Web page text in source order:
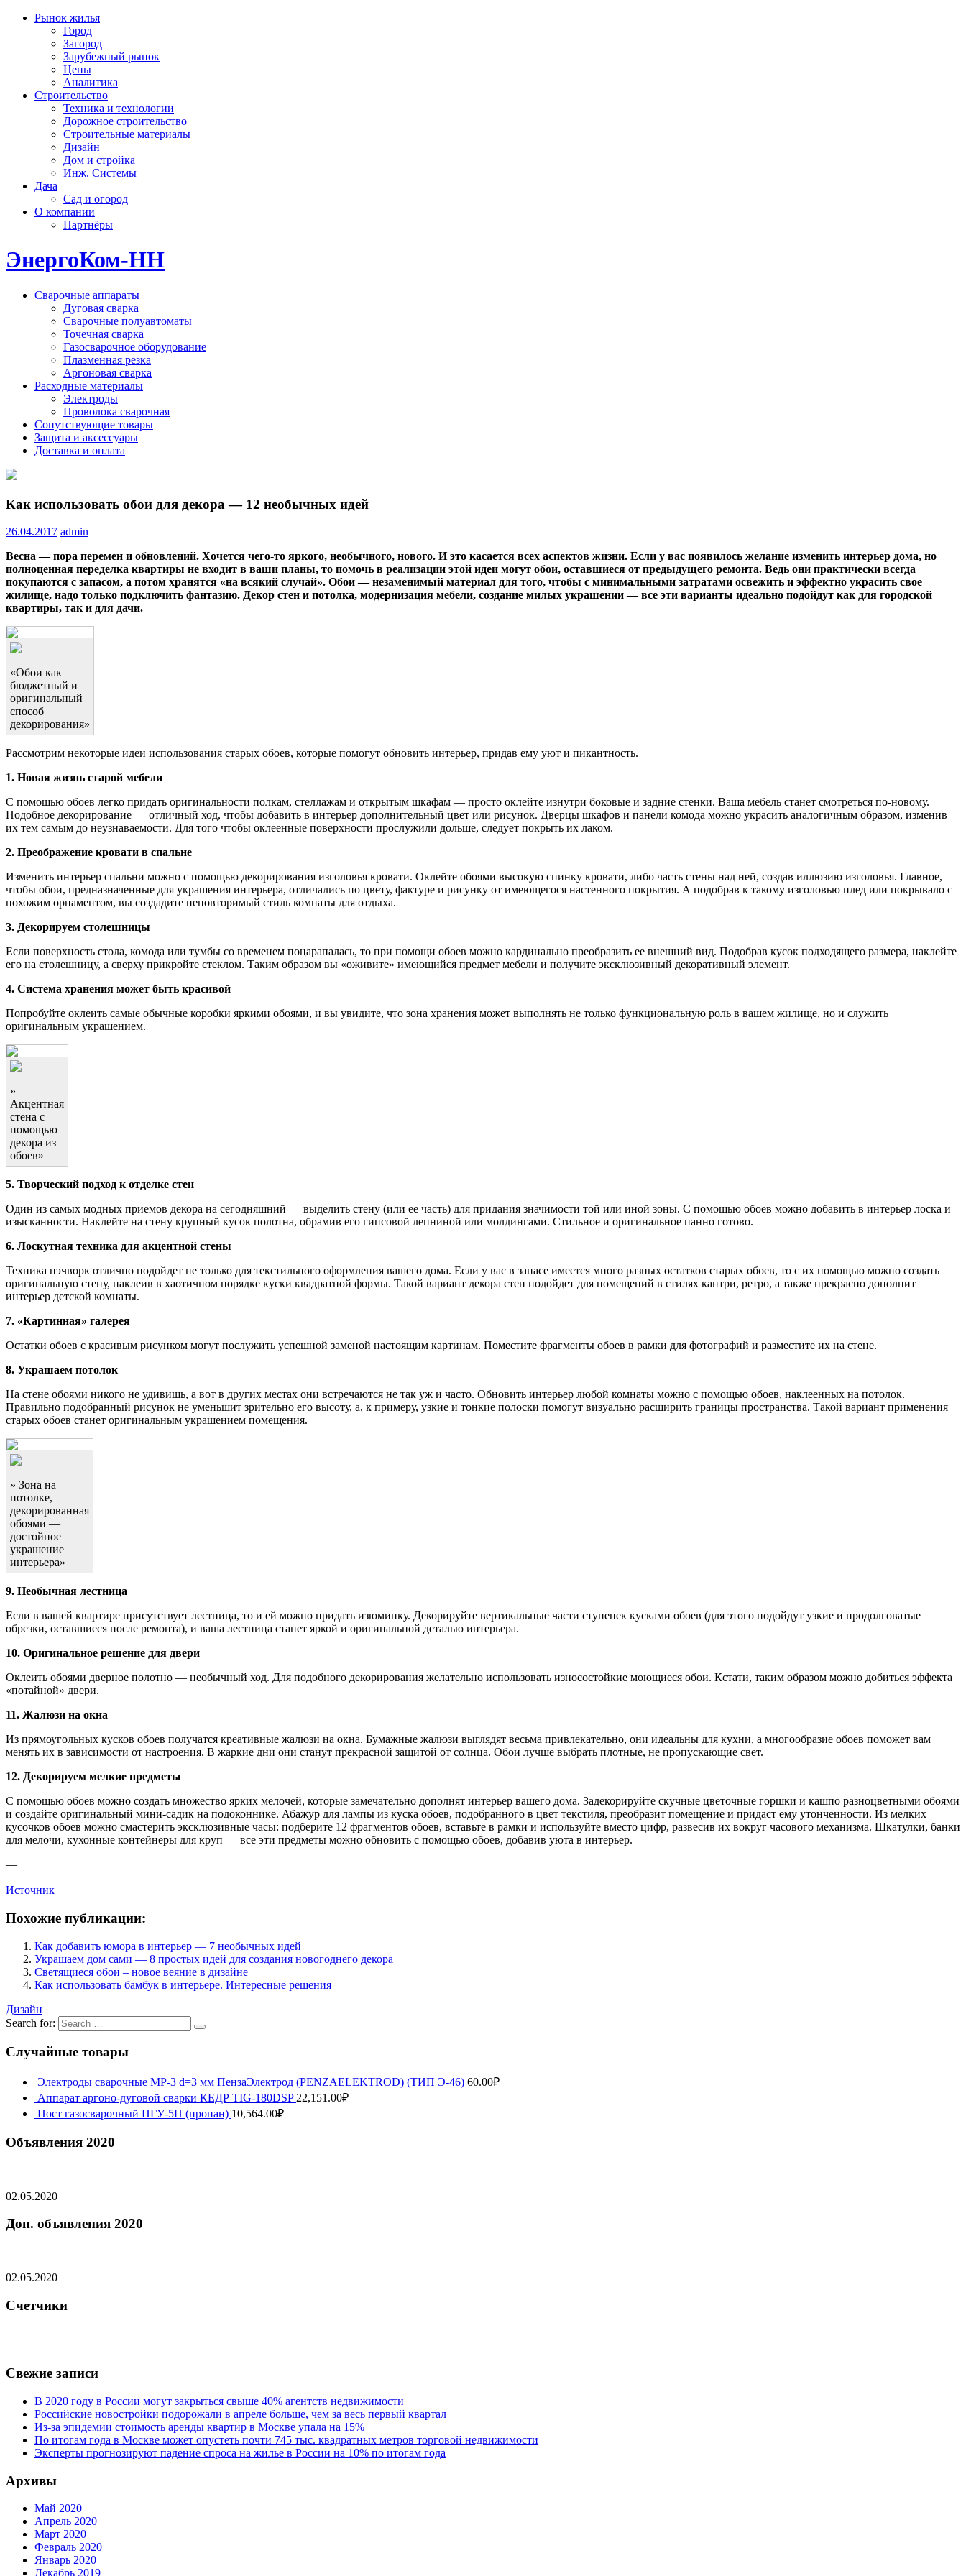
Рынок жилья
Город
Загород
Зарубежный рынок
Цены
Аналитика
Строительство
Техника и технологии
Дорожное строительство
Строительные материалы
Дизайн
Дом и стройка
Инж. Системы
Дача
Сад и огород
О компании
Партнёры
ЭнергоКом-НН
Сварочные аппараты
Дуговая сварка
Сварочные полуавтоматы
Точечная сварка
Газосварочное оборудование
Плазменная резка
Аргоновая сварка
Расходные материалы
Электроды
Проволока сварочная
Сопутствующие товары
Защита и аксессуары
Доставка и оплата
Как использовать обои для декора — 12 необычных идей
26.04.2017 admin
Весна — пора перемен и обновлений. Хочется чего-то яркого, необычного, нового. И это касается всех аспектов жизни. Если у вас появилось желание изменить интерьер дома, но
полноценная переделка квартиры не входит в ваши планы, то помочь в реализации этой идеи могут обои, оставшиеся от предыдущего ремонта. Ведь они практически всегда
покупаются с запасом, а потом хранятся «на всякий случай». Обои — незаменимый материал для того, чтобы с минимальными затратами освежить и эффектно украсить свое
жилище, надо только подключить фантазию. Декор стен и потолка, модернизация мебели, создание милых украшении — все эти варианты идеально подойдут как для городской
квартиры, так и для дачи.
«Обои как
бюджетный и
оригинальный
способ
декорирования»
Рассмотрим некоторые идеи использования старых обоев, которые помогут обновить интерьер, придав ему уют и пикантность.
1. Новая жизнь старой мебели
С помощью обоев легко придать оригинальности полкам, стеллажам и открытым шкафам — просто оклейте изнутри боковые и задние стенки. Ваша мебель станет смотреться по-новому.
Подобное декорирование — отличный ход, чтобы добавить в интерьер дополнительный цвет или рисунок. Дверцы шкафов и панели комода можно украсить аналогичным образом, изменив
их тем самым до неузнаваемости. Для того чтобы оклеенные поверхности прослужили дольше, следует покрыть их лаком.
2. Преображение кровати в спальне
Изменить интерьер спальни можно с помощью декорирования изголовья кровати. Оклейте обоями высокую спинку кровати, либо часть стены над ней, создав иллюзию изголовья. Главное,
чтобы обои, предназначенные для украшения интерьера, отличались по цвету, фактуре и рисунку от имеющегося настенного покрытия. А подобрав к такому изголовью плед или покрывало с
похожим орнаментом, вы создадите неповторимый стиль комнаты для отдыха.
3. Декорируем столешницы
Если поверхность стола, комода или тумбы со временем поцарапалась, то при помощи обоев можно кардинально преобразить ее внешний вид. Подобрав кусок подходящего размера, наклейте
его на столешницу, а сверху прикройте стеклом. Таким образом вы «оживите» имеющийся предмет мебели и получите эксклюзивный декоративный элемент.
4. Система хранения может быть красивой
Попробуйте оклеить самые обычные коробки яркими обоями, и вы увидите, что зона хранения может выполнять не только функциональную роль в вашем жилище, но и служить
оригинальным украшением.
»
Акцентная
стена с
помощью
декора из
обоев»
5. Творческий подход к отделке стен
Один из самых модных приемов декора на сегодняшний — выделить стену (или ее часть) для придания значимости той или иной зоны. С помощью обоев можно добавить в интерьер лоска и
изысканности. Наклейте на стену крупный кусок полотна, обрамив его гипсовой лепниной или молдингами. Стильное и оригинальное панно готово.
6. Лоскутная техника для акцентной стены
Техника пэчворк отлично подойдет не только для текстильного оформления вашего дома. Если у вас в запасе имеется много разных остатков старых обоев, то с их помощью можно создать
оригинальную стену, наклеив в хаотичном порядке куски квадратной формы. Такой вариант декора стен подойдет для помещений в стилях кантри, ретро, а также прекрасно дополнит
интерьер детской комнаты.
7. «Картинная» галерея
Остатки обоев с красивым рисунком могут послужить успешной заменой настоящим картинам. Поместите фрагменты обоев в рамки для фотографий и разместите их на стене.
8. Украшаем потолок
На стене обоями никого не удивишь, а вот в других местах они встречаются не так уж и часто. Обновить интерьер любой комнаты можно с помощью обоев, наклеенных на потолок.
Правильно подобранный рисунок не уменьшит зрительно его высоту, а, к примеру, узкие и тонкие полоски помогут визуально расширить границы пространства. Такой вариант применения
старых обоев станет оригинальным украшением помещения.
» Зона на
потолке,
декорированная
обоями —
достойное
украшение
интерьера»
9. Необычная лестница
Если в вашей квартире присутствует лестница, то и ей можно придать изюминку. Декорируйте вертикальные части ступенек кусками обоев (для этого подойдут узкие и продолговатые
обрезки, оставшиеся после ремонта), и ваша лестница станет яркой и оригинальной деталью интерьера.
10. Оригинальное решение для двери
Оклеить обоями дверное полотно — необычный ход. Для подобного декорирования желательно использовать износостойкие моющиеся обои. Кстати, таким образом можно добиться эффекта
«потайной» двери.
11. Жалюзи на окна
Из прямоугольных кусков обоев получатся креативные жалюзи на окна. Бумажные жалюзи выглядят весьма привлекательно, они идеальны для кухни, а многообразие обоев поможет вам
менять их в зависимости от настроения. В жаркие дни они станут прекрасной защитой от солнца. Обои лучше выбрать плотные, не пропускающие свет.
12. Декорируем мелкие предметы
С помощью обоев можно создать множество ярких мелочей, которые замечательно дополнят интерьер вашего дома. Задекорируйте скучные цветочные горшки и кашпо разноцветными обоями
и создайте оригинальный мини-садик на подоконнике. Абажур для лампы из куска обоев, подобранного в цвет текстиля, преобразит помещение и придаст ему утонченности. Из мелких
кусочков обоев можно смастерить эксклюзивные часы: подберите 12 фрагментов обоев, вставьте в рамки и используйте вместо цифр, развесив их вокруг часового механизма. Шкатулки, банки
для мелочи, кухонные контейнеры для круп — все эти предметы можно обновить с помощью обоев, добавив уюта в интерьер.
—
Источник
Похожие публикации:
Как добавить юмора в интерьер — 7 необычных идей
Украшаем дом сами — 8 простых идей для создания новогоднего декора
Светящиеся обои – новое веяние в дизайне
Как использовать бамбук в интерьере. Интересные решения
Дизайн
Search for:
Случайные товары
Электроды сварочные МР-3 d=3 мм ПензаЭлектрод (PENZAELEKTROD) (ТИП Э-46) 60.00₽
Аппарат аргоно-дуговой сварки КЕДР TIG-180DSP 22,151.00₽
Пост газосварочный ПГУ-5П (пропан) 10,564.00₽
Объявления 2020
02.05.2020
Доп. объявления 2020
02.05.2020
Счетчики
Свежие записи
В 2020 году в России могут закрыться свыше 40% агентств недвижимости
Российские новостройки подорожали в апреле больше, чем за весь первый квартал
Из-за эпидемии стоимость аренды квартир в Москве упала на 15%
По итогам года в Москве может опустеть почти 745 тыс. квадратных метров торговой недвижимости
Эксперты прогнозируют падение спроса на жилье в России на 10% по итогам года
Архивы
Май 2020
Апрель 2020
Март 2020
Февраль 2020
Январь 2020
Декабрь 2019